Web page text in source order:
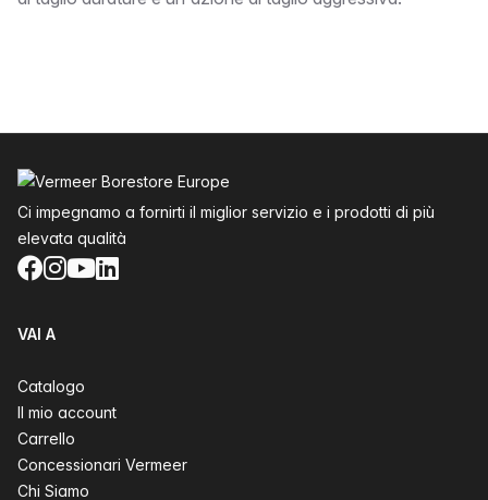
Ci impegnamo a fornirti il miglior servizio e i prodotti di più
elevata qualità
Facebook
Instagram
YouTube
LinkedIn
VAI A
Catalogo
Il mio account
Carrello
Concessionari Vermeer
Chi Siamo